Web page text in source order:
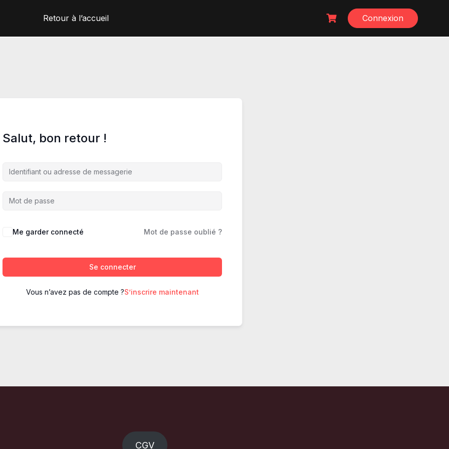
Retour à l’accueil Connexion
Salut, bon retour !
Me garder connecté Mot de passe oublié ?
Se connecter
Vous n’avez pas de compte ?S’inscrire maintenant
CGV